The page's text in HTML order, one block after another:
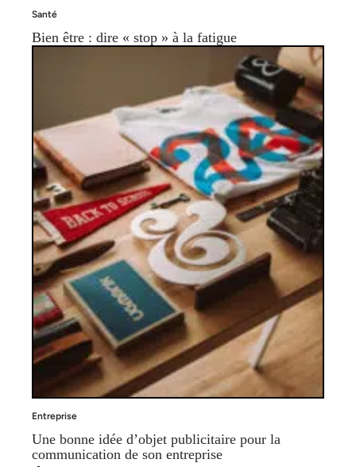
Santé
Bien être : dire « stop » à la fatigue
Entreprise
Une bonne idée d’objet publicitaire pour la
communication de son entreprise